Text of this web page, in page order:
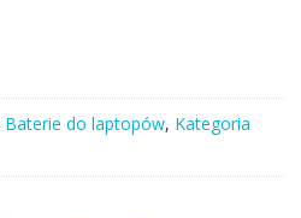
Baterie do laptopów, Kategoria